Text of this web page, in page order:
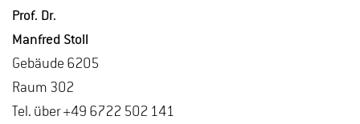
Prof. Dr.
Man­fred Stoll
Ge­bäu­de 6205
Raum 302
Tel. über +49 6722 502 141